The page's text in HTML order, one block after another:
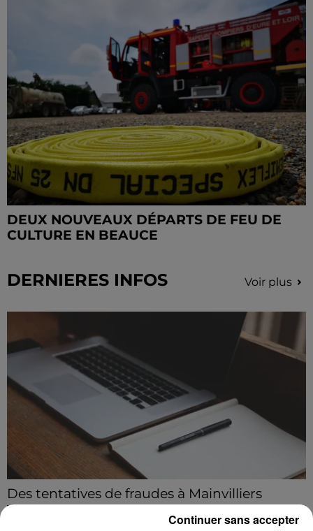
DEUX NOUVEAUX DÉPARTS DE FEU DE
CULTURE EN BEAUCE
DERNIERES INFOS Voir plus
Des tentatives de fraudes à Mainvilliers
Des personnes malveillantes tentent de voler vos
Continuer sans accepter